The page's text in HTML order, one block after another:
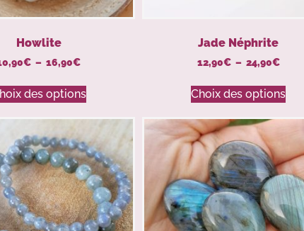
Howlite
€ – 16,90€
des options
Jade Néphrite
12,90€ – 24,90€
Choix des options